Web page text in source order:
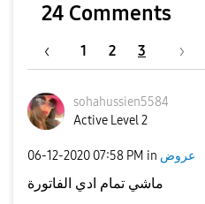
24 Comments
1 2 3
sohahussien5584
Active Level 2
‎06-12-2020 07:58 PM in عروض
ماشي تمام ادي الفاتورة